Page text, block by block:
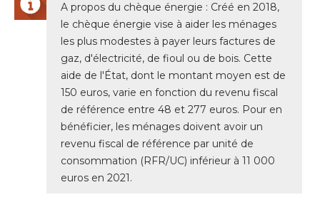
A propos du chèque énergie : Créé en 2018,
le chèque énergie vise à aider les ménages
les plus modestes à payer leurs factures de
gaz, d'électricité, de fioul ou de bois. Cette
aide de l'État, dont le montant moyen est de
150 euros, varie en fonction du revenu fiscal
de référence entre 48 et 277 euros. Pour en
bénéficier, les ménages doivent avoir un
revenu fiscal de référence par unité de
consommation (RFR/UC) inférieur à 11 000
euros en 2021.